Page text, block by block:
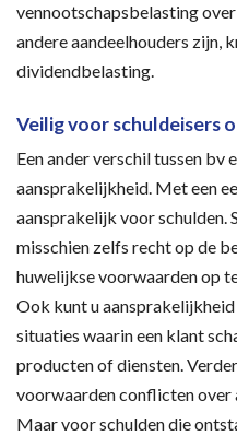
vennootschapsbelasting over
andere aandeelhouders zijn,
dividendbelasting.
Veilig voor schuldeisers
Een ander verschil tussen bv
aansprakelijkheid. Met een
aansprakelijk voor schulden.
misschien zelfs recht op de
huwelijkse voorwaarden op
Ook kunt u
situaties waarin een klant
producten of diensten.
voorwaarden conflicten
Maar voor schulden die